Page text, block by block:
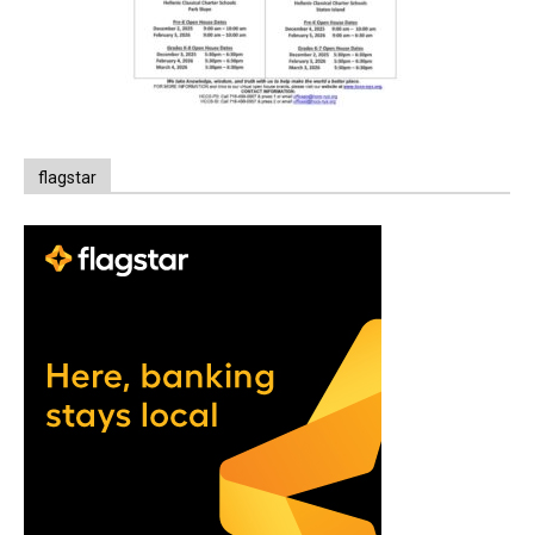
flagstar